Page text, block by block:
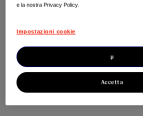
aiutarti a trovare le info di cui hai
messaggio con cuiElena e Sara
con
malattie ematologiche o con
che hanno bisogno di informazioni
portali
e
rispettivamente da Janssen
e la nostra Privacy Policy.
Impostazioni cookie
µ
Accetta